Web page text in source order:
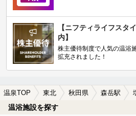
【ニフティライフスタ
内】
株主優待制度で人気の温浴
拡充されました！
温泉TOP 東北 秋田県 森岳駅
温浴施設を探す